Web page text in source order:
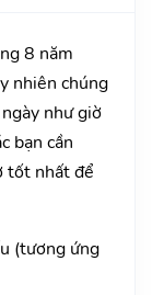
8 năm
nhiên chúng
như giờ
bạn cần
tốt nhất để
(tương ứng